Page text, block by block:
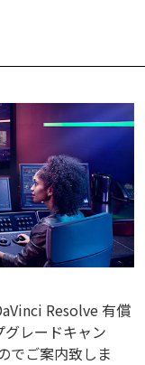
Resolve 有償
レードキャン
でご案内致しま